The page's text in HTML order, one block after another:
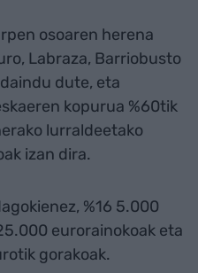
osoaren herena
Labraza, Barriobusto
dute, eta
kopurua %60tik
lurraldeetako
izan dira.
%16 5.000
eurorainokoak eta
gorakoak.